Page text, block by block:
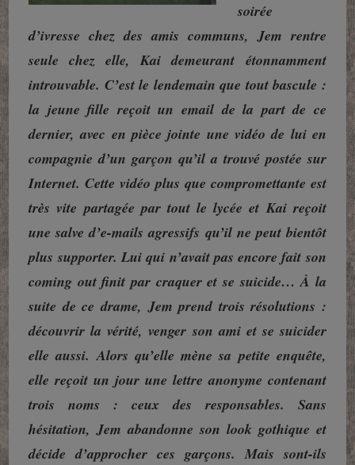
soirée
d’ivresse chez des amis communs, Jem rentre
seule chez elle, Kai demeurant étonnamment
introuvable. C’est le lendemain que tout bascule :
la jeune fille reçoit un email de la part de ce
dernier, avec en pièce jointe une vidéo de lui en
compagnie d’un garçon qu’il a trouvé postée sur
Internet. Cette vidéo plus que compromettante est
très vite partagée par tout le lycée et Kai reçoit
une salve d’e-mails agressifs qu’il ne peut bientôt
plus supporter. Lui qui n’avait pas encore fait son
coming out finit par craquer et se suicide… À la
suite de ce drame, Jem prend trois résolutions :
découvrir la vérité, venger son ami et se suicider
elle aussi. Alors qu’elle mène sa petite enquête,
elle reçoit un jour une lettre anonyme contenant
trois noms : ceux des responsables. Sans
hésitation, Jem abandonne son look gothique et
décide d’approcher ces garçons. Mais sont-ils